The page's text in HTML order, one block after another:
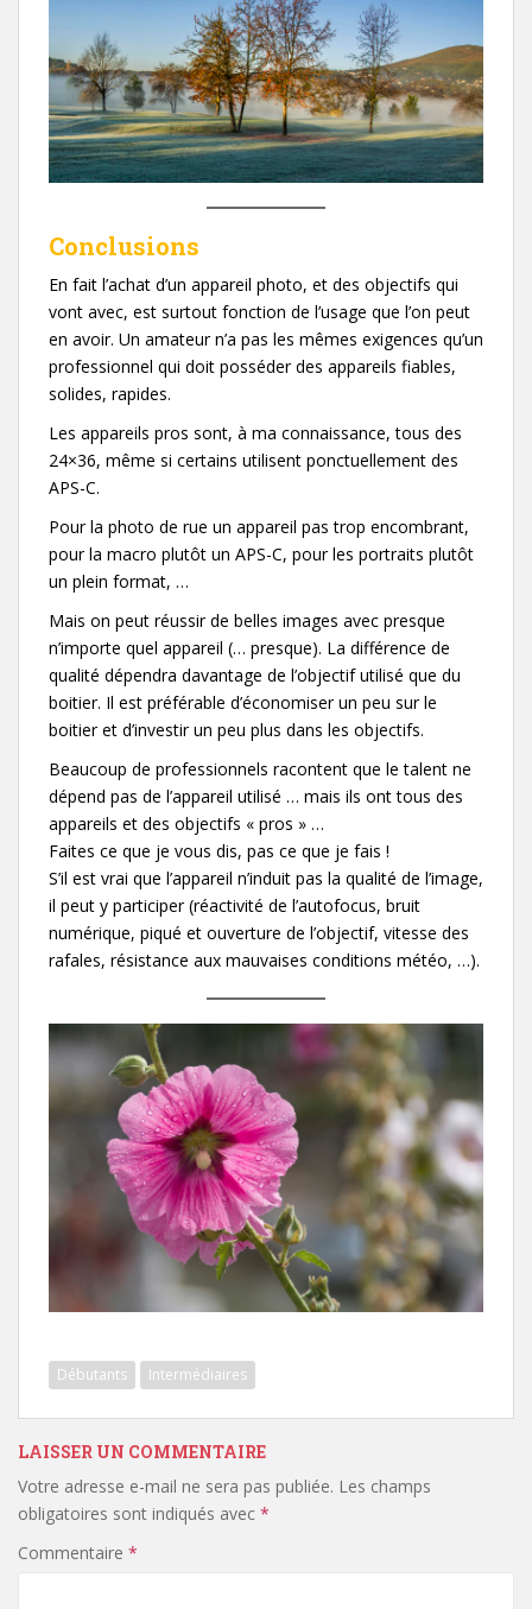
Conclusions
En fait l’achat d’un appareil photo, et des objectifs qui
vont avec, est surtout fonction de l’usage que l’on peut
en avoir. Un amateur n’a pas les mêmes exigences qu’un
professionnel qui doit posséder des appareils fiables,
solides, rapides.
Les appareils pros sont, à ma connaissance, tous des
24×36, même si certains utilisent ponctuellement des
APS-C.
Pour la photo de rue un appareil pas trop encombrant,
pour la macro plutôt un APS-C, pour les portraits plutôt
un plein format, …
Mais on peut réussir de belles images avec presque
n’importe quel appareil (… presque). La différence de
qualité dépendra davantage de l’objectif utilisé que du
boitier. Il est préférable d’économiser un peu sur le
boitier et d’investir un peu plus dans les objectifs.
Beaucoup de professionnels racontent que le talent ne
dépend pas de l’appareil utilisé … mais ils ont tous des
appareils et des objectifs « pros » …
Faites ce que je vous dis, pas ce que je fais !
S’il est vrai que l’appareil n’induit pas la qualité de l’image,
il peut y participer (réactivité de l’autofocus, bruit
numérique, piqué et ouverture de l’objectif, vitesse des
rafales, résistance aux mauvaises conditions météo, …).
Débutants Intermédiaires
LAISSER UN COMMENTAIRE
Votre adresse e-mail ne sera pas publiée. Les champs
obligatoires sont indiqués avec *
Commentaire *